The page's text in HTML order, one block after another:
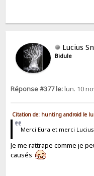
Lucius
Bidule
Réponse #377 le:lun. 10
Citation de: hunting android le
Merci Eura et merci
Je me rattrape comme je
causés